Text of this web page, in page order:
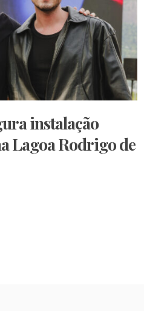
instalação
Lagoa Rodrigo de